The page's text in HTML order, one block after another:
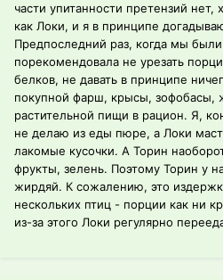
части упитанности претензий нет,
как Локи, и я в принципе
Предпоследний раз, когда мы
порекомендовала не урезать
белков, не давать в принципе
покупной фарш, крысы, зофобасы,
растительной пищи в рацион. Я,
не делаю из еды пюре, а Локи
лакомые кусочки. А Торин
фрукты, зелень. Поэтому Торин у
жирдяй. К сожалению, это
нескольких птиц - порции как ни
из-за этого Локи регулярно